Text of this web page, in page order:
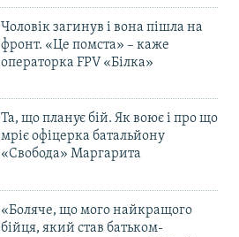
Чоловік загинув і вона пішла на
фронт. «Це помста» – каже
операторка FPV «Білка»
Та, що планує бій. Як воює і про що
мріє офіцерка батальйону
«Свобода» Маргарита
«Боляче, що мого найкращого
бійця, який став батьком-